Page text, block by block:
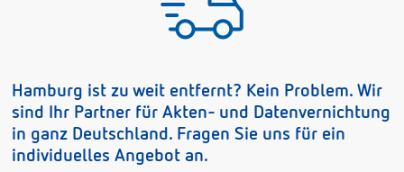
Hamburg ist zu weit entfernt? Kein Problem. Wir
sind Ihr Partner für Akten- und Datenvernichtung
in ganz Deutschland. Fragen Sie uns für ein
individuelles Angebot an.